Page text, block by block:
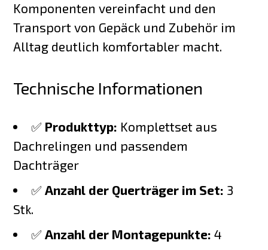
Komponenten vereinfacht und den
Transport von Gepäck und Zubehör im
Alltag deutlich komfortabler macht.
Technische Informationen
✅ Produkttyp: Komplettset aus
Dachrelingen und passendem
Dachträger
✅ Anzahl der Querträger im Set: 3
Stk.
✅ Anzahl der Montagepunkte: 4